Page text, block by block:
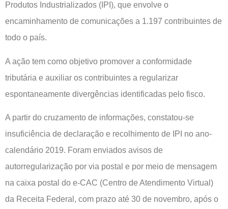
Produtos Industrializados (IPI), que envolve o
encaminhamento de comunicações a 1.197 contribuintes de
todo o país.
A ação tem como objetivo promover a conformidade
tributária e auxiliar os contribuintes a regularizar
espontaneamente divergências identificadas pelo fisco.
A partir do cruzamento de informações, constatou-se
insuficiência de declaração e recolhimento de IPI no ano-
calendário 2019. Foram enviados avisos de
autorregularização por via postal e por meio de mensagem
na caixa postal do e-CAC (Centro de Atendimento Virtual)
da Receita Federal, com prazo até 30 de novembro, após o